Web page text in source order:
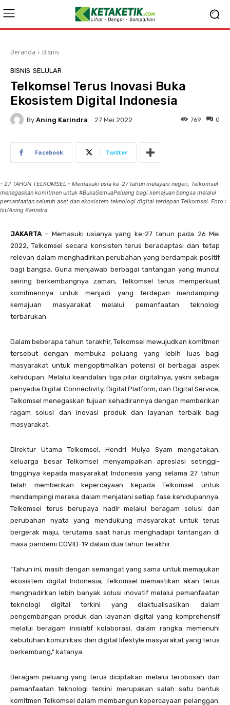
Beranda Bisnis
BISNIS SELULAR
Telkomsel Terus Inovasi Buka
Ekosistem Digital Indonesia
By Aning Karindra 27 Mei 2022 0
769
Facebook Twitter
- 27 TAHUN TELKOMSEL - Memasuki usia ke-27 tahun melayani negeri, Telkomsel
menegaskan komitmen untuk #BukaSemuaPeluang bagi kemajuan bangsa melalui
pemanfaatan seluruh aset dan ekosistem teknologi digital terdepan Telkomsel. Foto :
Ist/Aning Karindra
JAKARTA– Memasuki usianya yang ke-27 tahun pada 26 Mei
2022, Telkomsel secara konsisten terus beradaptasi dan tetap
relevan dalam menghadirkan perubahan yang berdampak positif
bagi bangsa. Guna menjawab berbagai tantangan yang muncul
seiring berkembangnya zaman, Telkomsel terus memperkuat
komitmennya untuk menjadi yang terdepan mendampingi
kemajuan masyarakat melalui pemanfaatan teknologi
terbarukan.
Dalam beberapa tahun terakhir, Telkomsel mewujudkan komitmen
tersebut dengan membuka peluang yang lebih luas bagi
masyarakat untuk mengoptimalkan potensi di berbagai aspek
kehidupan. Melalui keandalan tiga pilar digitalnya, yakni sebagai
penyedia Digital Connectivity, Digital Platform, dan Digital Service,
Telkomsel menegaskan tujuan kehadirannya dengan memberikan
ragam solusi dan inovasi produk dan layanan terbaik bagi
masyarakat.
Direktur Utama Telkomsel, Hendri Mulya Syam mengatakan,
keluarga besar Telkomsel menyampaikan apresiasi setinggi-
tingginya kepada masyarakat Indonesia yang selama 27 tahun
telah memberikan kepercayaan kepada Telkomsel untuk
mendampingi mereka dalam menjalani setiap fase kehidupannya.
Telkomsel terus berupaya hadir melalui beragam solusi dan
perubahan nyata yang mendukung masyarakat untuk terus
bergerak maju, terutama saat harus menghadapi tantangan di
masa pandemi COVID-19 dalam dua tahun terakhir.
“Tahun ini, masih dengan semangat yang sama untuk memajukan
ekosistem digital Indonesia, Telkomsel memastikan akan terus
menghadirkan lebih banyak solusi inovatif melalui pemanfaatan
teknologi digital terkini yang diaktualisasikan dalam
pengembangan produk dan layanan digital yang komprehensif
melalui beragam inisiatif kolaborasi, dalam rangka memenuhi
kebutuhan komunikasi dan digital lifestyle masyarakat yang terus
berkembang,” katanya.
Beragam peluang yang terus diciptakan melalui terobosan dan
pemanfaatan teknologi terkini merupakan salah satu bentuk
komitmen Telkomsel dalam membangun kepercayaan pelanggan.